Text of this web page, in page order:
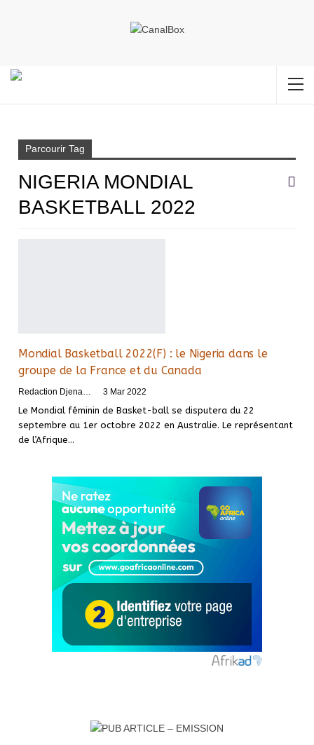
Parcourir Tag
NIGERIA MONDIAL
BASKETBALL 2022
Mondial Basketball 2022(F) : le Nigeria dans le
groupe de la France et du Canada
3 Mar 2022
Le Mondial féminin de Basket-ball se disputera du 22
septembre au 1er octobre 2022 en Australie. Le représentant
de l’Afrique…